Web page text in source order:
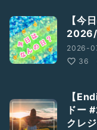
【今
2026-
36
【
ドー
クレ